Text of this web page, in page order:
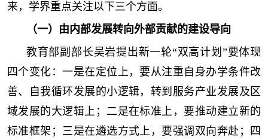
来，学界重点关注以下三个方面。
（一）由内部发展转向外部贡献的建设导向
教育部副部长吴岩提出新一轮“双高计划”要体现
四个变化：一是在定位上，要从注重自身办学条件改
善、自我循环发展的小逻辑，转到服务产业发展及区
域发展的大逻辑上；二是在标准上，要推动建立新的
标准框架；三是在遴选方式上，要强调双向奔赴；四